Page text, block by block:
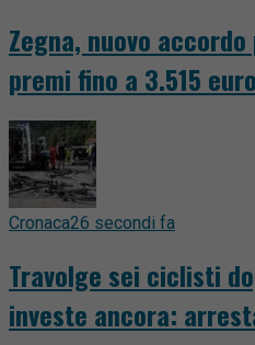
Zegna, nuovo
premi fino a 3.515 euro
Cronaca26 secondi fa
Travolge sei ciclisti
investe ancora: